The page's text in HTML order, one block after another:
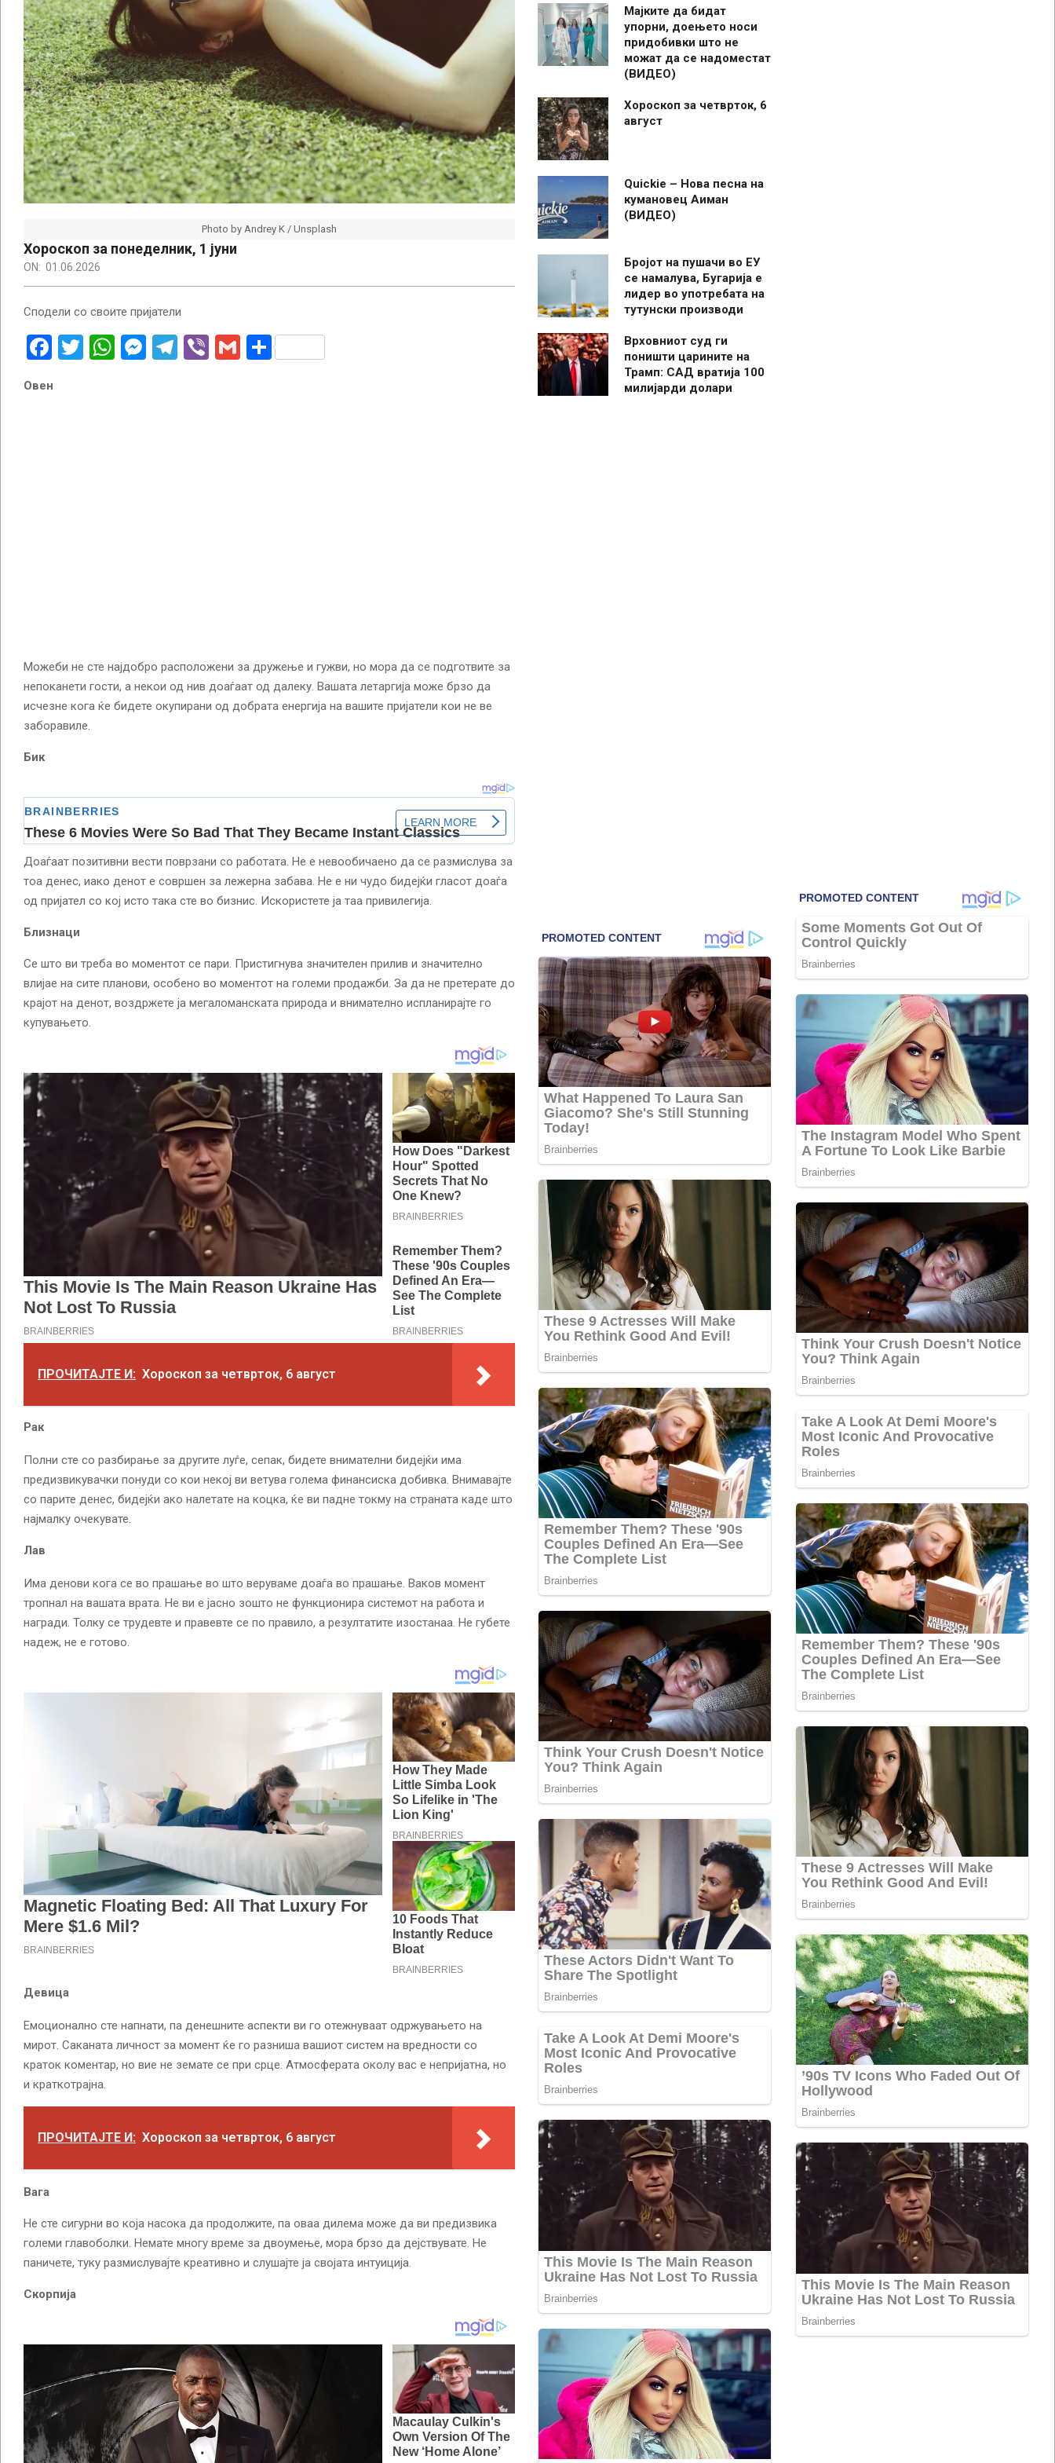
Photo by Andrey K / Unsplash
Хороскоп за понеделник, 1 јуни
ON: 01.06.2026
Сподели со своите пријатели
Facebook
Twitter
WhatsApp
Messenger
Telegram
ViberGmailShare
Овен
Можеби не сте најдобро расположени за дружење и гужви, но мора да се подготвите за
непоканети гости, а некои од нив доаѓаат од далеку. Вашата летаргија може брзо да
исчезне кога ќе бидете окупирани од добрата енергија на вашите пријатели кои не ве
заборавиле.
Бик
Доаѓаат позитивни вести поврзани со работата. Не е невообичаено да се размислува за
тоа денес, иако денот е совршен за лежерна забава. Не е ни чудо бидејќи гласот доаѓа
од пријател со кој исто така сте во бизнис. Искористете ја таа привилегија.
Близнаци
Се што ви треба во моментот се пари. Пристигнува значителен прилив и значително
влијае на сите планови, особено во моментот на големи продажби. За да не претерате до
крајот на денот, воздржете ја мегаломанската природа и внимателно испланирајте го
купувањето.
ПРОЧИТАЈТЕ И: Хороскоп за четврток, 6 август
Рак
Полни сте со разбирање за другите луѓе, сепак, бидете внимателни бидејќи има
предизвикувачки понуди со кои некој ви ветува голема финансиска добивка. Внимавајте
со парите денес, бидејќи ако налетате на коцка, ќе ви падне токму на страната каде што
најмалку очекувате.
Лав
Има денови кога се во прашање во што веруваме доаѓа во прашање. Ваков момент
тропнал на вашата врата. Не ви е јасно зошто не функционира системот на работа и
награди. Толку се трудевте и правевте се по правило, а резултатите изостанаа. Не губете
надеж, не е готово.
Девица
Емоционално сте напнати, па денешните аспекти ви го отежнуваат одржувањето на
мирот. Саканата личност за момент ќе го разниша вашиот систем на вредности со
краток коментар, но вие не земате се при срце. Атмосферата околу вас е непријатна, но
и краткотрајна.
ПРОЧИТАЈТЕ И: Хороскоп за четврток, 6 август
Вага
Не сте сигурни во која насока да продолжите, па оваа дилема може да ви предизвика
големи главоболки. Немате многу време за двоумење, мора брзо да дејствувате. Не
паничете, туку размислувајте креативно и слушајте ја својата интуиција.
Скорпија
Мајките да бидат
упорни, доењето носи
придобивки што не
можат да се надоместат
(ВИДЕО)
Хороскоп за четврток, 6
август
Quickie – Нова песна на
кумановец Аиман
(ВИДЕО)
Бројот на пушачи во ЕУ
се намалува, Бугарија е
лидер во употребата на
тутунски производи
Врховниот суд ги
поништи царините на
Трамп: САД вратија 100
милијарди долари